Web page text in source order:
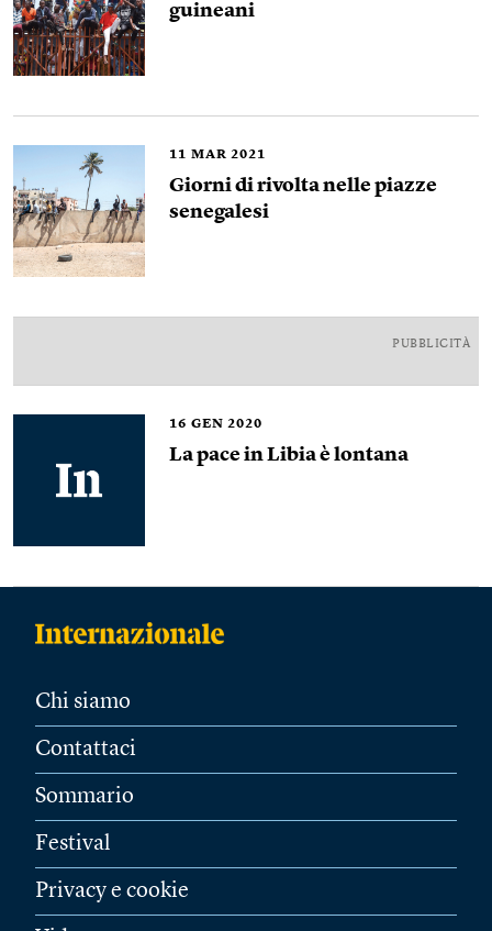
guineani
11 MAR 2021
Giorni di rivolta nelle piazze
senegalesi
PUBBLICITÀ
16 GEN 2020
La pace in Libia è lontana
Chi siamo
Contattaci
Sommario
Festival
Privacy e cookie